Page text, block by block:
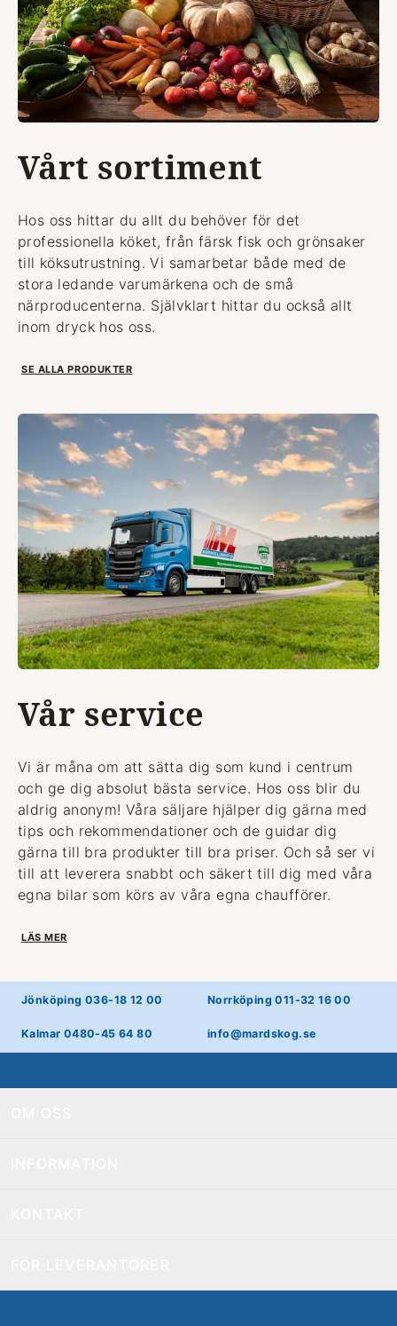
Vårt sortiment
Hos oss hittar du allt du behöver för det
professionella köket, från färsk fisk och grönsaker
till köksutrustning. Vi samarbetar både med de
stora ledande varumärkena och de små
närproducenterna. Självklart hittar du också allt
inom dryck hos oss.
SE ALLA PRODUKTER
Vår service
Vi är måna om att sätta dig som kund i centrum
och ge dig absolut bästa service. Hos oss blir du
aldrig anonym! Våra säljare hjälper dig gärna med
tips och rekommendationer och de guidar dig
gärna till bra produkter till bra priser. Och så ser vi
till att leverera snabbt och säkert till dig med våra
egna bilar som körs av våra egna chaufförer.
LÄS MER
Jönköping 036-18 12 00 Norrköping 011-32 16 00
Kalmar 0480-45 64 80 info@mardskog.se